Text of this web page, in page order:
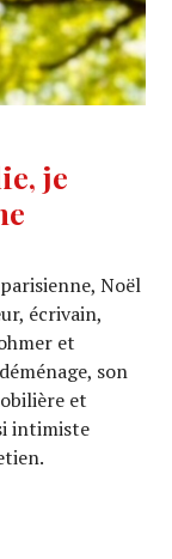
je
Noël
écrivain,
et
son
et
intimiste
folie, je